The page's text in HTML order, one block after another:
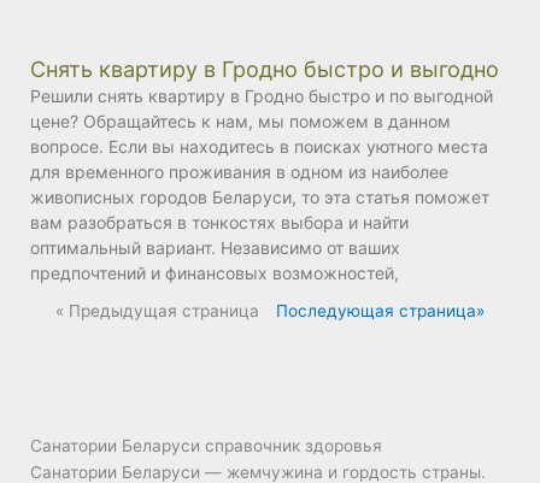
Снять квартиру в Гродно быстро и выгодно
Решили снять квартиру в Гродно быстро и по выгодной
цене? Обращайтесь к нам, мы поможем в данном
вопросе. Если вы находитесь в поисках уютного места
для временного проживания в одном из наиболее
живописных городов Беларуси, то эта статья поможет
вам разобраться в тонкостях выбора и найти
оптимальный вариант. Независимо от ваших
предпочтений и финансовых возможностей,
« Предыдущая страница Последующая страница»
Санатории Беларуси справочник здоровья
Санатории Беларуси — жемчужина и гордость страны.